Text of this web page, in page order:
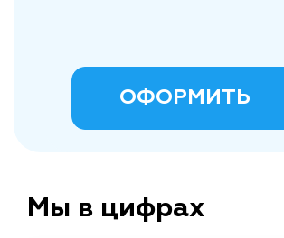
ОФОРМИТЬ
Мы в цифрах